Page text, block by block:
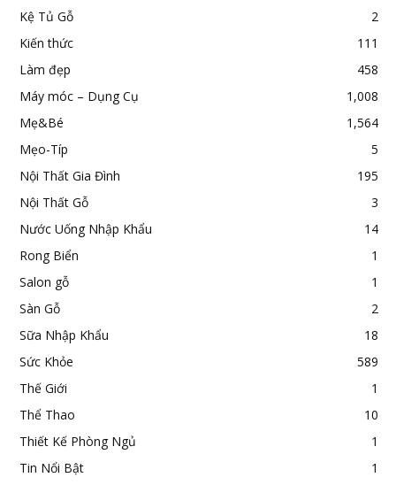
Kệ Tủ Gỗ
2
Kiến thức
111
Làm đẹp
458
Máy móc – Dụng Cụ
1,008
Mẹ&Bé
1,564
Mẹo-Típ
5
Nội Thất Gia Đình
195
Nội Thất Gỗ
3
Nước Uống Nhập Khẩu
14
Rong Biển
1
Salon gỗ
1
Sàn Gỗ
2
Sữa Nhập Khẩu
18
Sức Khỏe
589
Thế Giới
1
Thể Thao
10
Thiết Kế Phòng Ngủ
1
Tin Nổi Bật
1